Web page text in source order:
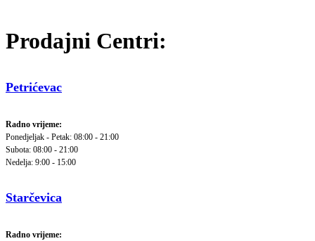
Prodajni Centri:
Petrićevac
Radno vrijeme:
Ponedjeljak - Petak: 08:00 - 21:00
Subota: 08:00 - 21:00
Nedelja: 9:00 - 15:00
Starčevica
Radno vrijeme: